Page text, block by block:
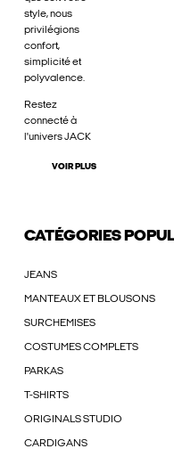
style, nous
privilégions
confort,
simplicité et
polyvalence.
Restez
connecté à
l'univers JACK
VOIR PLUS
CATÉGORIES
JEANS
MANTEAUX ET BLOUSONS
SURCHEMISES
COSTUMES COMPLETS
PARKAS
T-SHIRTS
ORIGINALS STUDIO
CARDIGANS